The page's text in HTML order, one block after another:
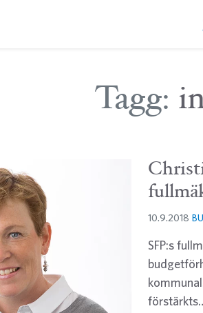
Tagg:
10.9.2018
SFP:s